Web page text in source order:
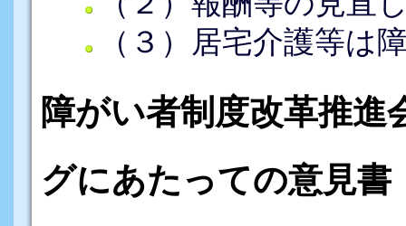
（３）居宅介護等は
障がい者制度改革推進
グにあたっての意見書